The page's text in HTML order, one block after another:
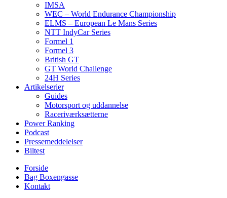
IMSA
WEC – World Endurance Championship
ELMS – European Le Mans Series
NTT IndyCar Series
Formel 1
Formel 3
British GT
GT World Challenge
24H Series
Artikelserier
Guides
Motorsport og uddannelse
Raceriværksætterne
Power Ranking
Podcast
Pressemeddelelser
Biltest
Forside
Bag Boxengasse
Kontakt